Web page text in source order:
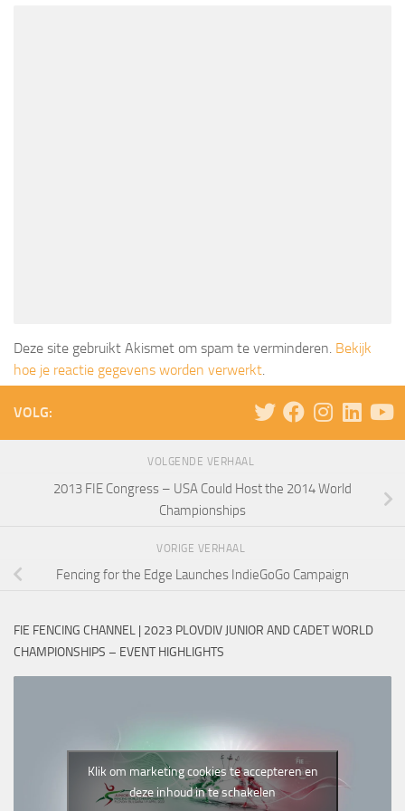
Deze site gebruikt Akismet om spam te verminderen. Bekijk
hoe je reactie gegevens worden verwerkt.
VOLG:
VOLGENDE VERHAAL
2013 FIE Congress – USA Could Host the 2014 World
Championships
VORIGE VERHAAL
Fencing for the Edge Launches IndieGoGo Campaign
FIE FENCING CHANNEL | 2023 PLOVDIV JUNIOR AND CADET WORLD
CHAMPIONSHIPS – EVENT HIGHLIGHTS
Klik om marketing cookies te accepteren en
deze inhoud in te schakelen